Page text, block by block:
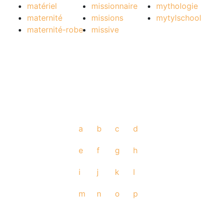
matériel
maternité
maternité-robe
missionnaire
missions
missive
mythologie
mytylschool
a b c d
e f g h
i j k l
m n o p